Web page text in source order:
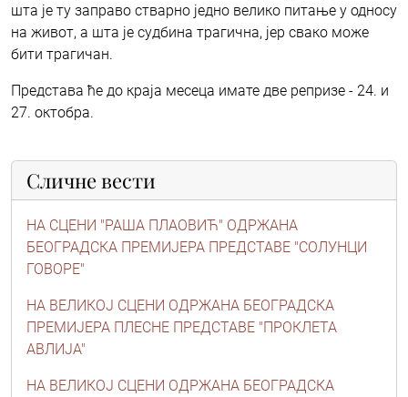
шта је ту заправо стварно једно велико питање у односу
на живот, а шта је судбина трагична, јер свако може
бити трагичан.
Представа ће до краја месеца имате две репризе - 24. и
27. октобра.
Сличне вести
НА СЦЕНИ "РАША ПЛАОВИЋ" ОДРЖАНА
БЕОГРАДСКА ПРЕМИЈЕРА ПРЕДСТАВЕ "СОЛУНЦИ
ГОВОРЕ"
НА ВЕЛИКОЈ СЦЕНИ ОДРЖАНА БЕОГРАДСКА
ПРЕМИЈЕРА ПЛЕСНЕ ПРЕДСТАВЕ "ПРОКЛЕТА
АВЛИЈА"
НА ВЕЛИКОЈ СЦЕНИ ОДРЖАНА БЕОГРАДСКА